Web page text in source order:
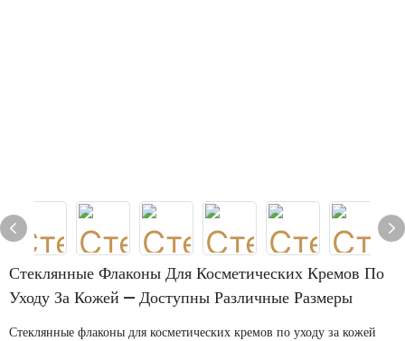
Стеклянные Флаконы Для Косметических Кремов По
Уходу За Кожей — Доступны Различные Размеры
Стеклянные флаконы для косметических кремов по уходу за кожей